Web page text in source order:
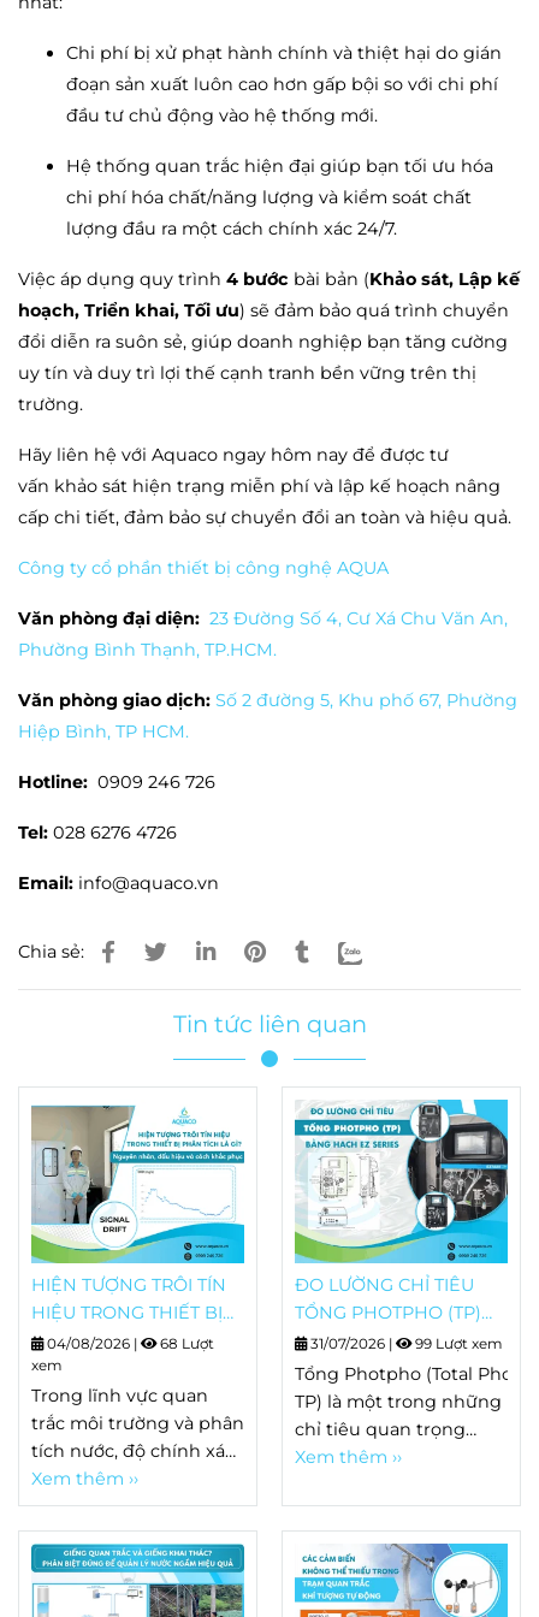
Chi phí bị xử phạt hành chính và thiệt hại do gián
đoạn sản xuất luôn cao hơn gấp bội so với chi phí
đầu tư chủ động vào hệ thống mới.
Hệ thống quan trắc hiện đại giúp bạn tối ưu hóa
chi phí hóa chất/năng lượng và kiểm soát chất
lượng đầu ra một cách chính xác 24/7.
Việc áp dụng quy trình 4 bước bài bản (Khảo sát, Lập kế
hoạch, Triển khai, Tối ưu) sẽ đảm bảo quá trình chuyển
đổi diễn ra suôn sẻ, giúp doanh nghiệp bạn tăng cường
uy tín và duy trì lợi thế cạnh tranh bền vững trên thị
trường.
Hãy liên hệ với Aquaco ngay hôm nay để được tư
vấn khảo sát hiện trạng miễn phí và lập kế hoạch nâng
cấp chi tiết, đảm bảo sự chuyển đổi an toàn và hiệu quả.
Công ty cổ phần thiết bị công nghệ AQUA
Văn phòng đại diện: 23 Đường Số 4, Cư Xá Chu Văn An,
Phường Bình Thạnh, TP.HCM.
Văn phòng giao dịch: Số 2 đường 5, Khu phố 67, Phường
Hiệp Bình, TP HCM.
Hotline: 0909 246 726
Tel: 028 6276 4726
Email: info@aquaco.vn
Chia sẻ:
Tin tức liên quan
HIỆN TƯỢNG TRÔI TÍN
HIỆU TRONG THIẾT BỊ
PHÂN TÍCH LÀ GÌ?
NGUYÊN NHÂN, DẤU
HIỆU VÀ CÁCH KHẮC
PHỤC
04/08/2026 |
68 Lượt
xem
Trong lĩnh vực quan
trắc môi trường và phân
tích nước, độ chính xác
của thiết bị quyết định
trực tiếp đến chất
lượng dữ liệu. Tuy
nhiên, sau một thời
gian vận hành, không ít
Xem thêm ››
ĐO LƯỜNG CHỈ TIÊU
TỔNG PHOTPHO (TP)
BẰNG HACH EZ SERIES
31/07/2026 | 99 Lượt xem
Tổng Photpho (Total
TP) là một trong những
chỉ tiêu quan trọng
trong quan trắc nước
quy trình xử lý nước.
với Orthophosphate chỉ
phản ánh
Xem thêm ››